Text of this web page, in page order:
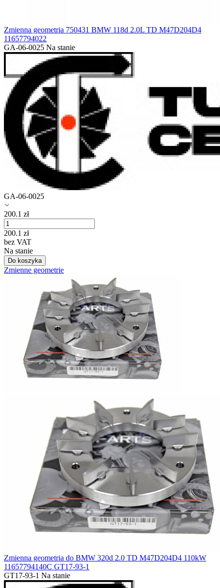
Zmienna geometria 750431 BMW 118d 2.0L TD M47D204D4
11657794022
GA-06-0025 Na stanie
GA-06-0025
200.1 zł
200.1 zł
bez VAT
Na stanie
Do koszyka
Zmienne geometrie
Zmienna geometria do BMW 320d 2.0 TD M47D204D4 110kW
11657794140C GT17-93-1
GT17-93-1 Na stanie